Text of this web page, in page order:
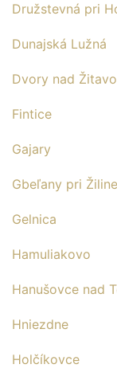
Družstevná pri
Dunajská Lužná
Dvory nad
Fintice
Gajary
Gbeľany pri Žiline
Gelnica
Hamuliakovo
Hanušovce nad
Hniezdne
Holčíkovce